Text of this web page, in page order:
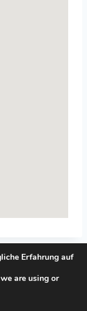
Erfahrung auf
are using or